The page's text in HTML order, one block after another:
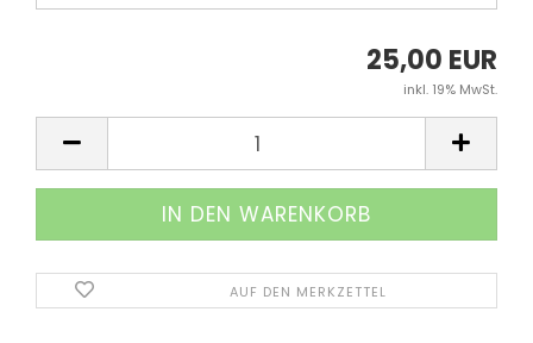
25,00 EUR
inkl. 19% MwSt.
AUF DEN MERKZETTEL